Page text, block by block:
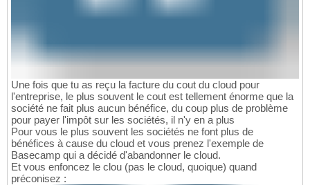
Une fois que tu as reçu la facture du cout du cloud pour
l'entreprise, le plus souvent le cout est tellement énorme que la
société ne fait plus aucun bénéfice, du coup plus de problème
pour payer l'impôt sur les sociétés, il n'y en a plus
Pour vous le plus souvent les sociétés ne font plus de
bénéfices à cause du cloud et vous prenez l'exemple de
Basecamp qui a décidé d'abandonner le cloud.
Et vous enfoncez le clou (pas le cloud, quoique) quand
préconisez :